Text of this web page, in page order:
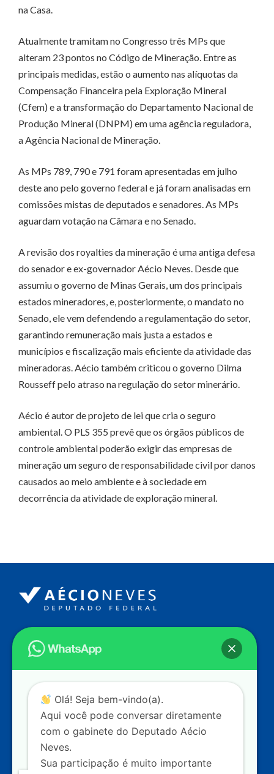
na Casa.
Atualmente tramitam no Congresso três MPs que
alteram 23 pontos no Código de Mineração. Entre as
principais medidas, estão o aumento nas alíquotas da
Compensação Financeira pela Exploração Mineral
(Cfem) e a transformação do Departamento Nacional de
Produção Mineral (DNPM) em uma agência reguladora,
a Agência Nacional de Mineração.
As MPs 789, 790 e 791 foram apresentadas em julho
deste ano pelo governo federal e já foram analisadas em
comissões mistas de deputados e senadores. As MPs
aguardam votação na Câmara e no Senado.
A revisão dos royalties da mineração é uma antiga defesa
do senador e ex-governador Aécio Neves. Desde que
assumiu o governo de Minas Gerais, um dos principais
estados mineradores, e, posteriormente, o mandato no
Senado, ele vem defendendo a regulamentação do setor,
garantindo remuneração mais justa a estados e
municípios e fiscalização mais eficiente da atividade das
mineradoras. Aécio também criticou o governo Dilma
Rousseff pelo atraso na regulação do setor minerário.
Aécio é autor de projeto de lei que cria o seguro
ambiental. O PLS 355 prevê que os órgãos públicos de
controle ambiental poderão exigir das empresas de
mineração um seguro de responsabilidade civil por danos
causados ao meio ambiente e à sociedade em
decorrência da atividade de exploração mineral.
Endereço
Câmara dos Deputados
Ed. Principal, Ala C – Gabinete
Contato
dep.aecioneves@camara.leg.br
+55 (61) 3215-5964
+55 (31) 3261-0121
+55 (31) 97150-0834
Olá! Seja bem-vindo(a).
Aqui você pode conversar diretamente
com o gabinete do Deputado Aécio
Neves.
Sua participação é muito importante